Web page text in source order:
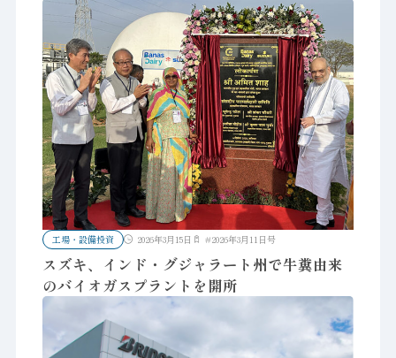
工場・設備投資 2026年3月15日 #2026年3月11日号
スズキ、インド・グジャラート州で牛糞由来
のバイオガスプラントを開所